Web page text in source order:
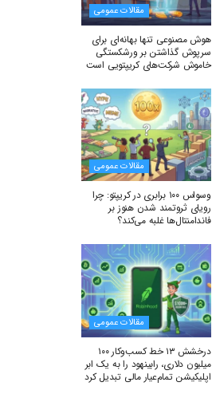
مقالات عمومی
هوش مصنوعی تنها بهانه‌ای برای
سرپوش گذاشتن بر ورشکستگی
خاموش شرکت‌های کریپتویی است
مقالات عمومی
وسواس ۱۰۰ برابری در کریپتو: چرا
رویای ثروتمند شدن هنوز بر
فاندامنتال‌ها غلبه می‌کند؟
مقالات عمومی
درخشش ۱۳ خط کسب‌وکار ۱۰۰
میلیون دلاری، رابینهود را به یک ابر
اپلیکیشن تمام‌عیار مالی تبدیل کرد